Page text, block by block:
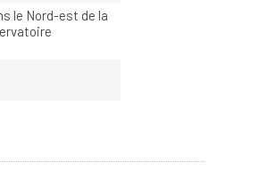
le Nord-est de la